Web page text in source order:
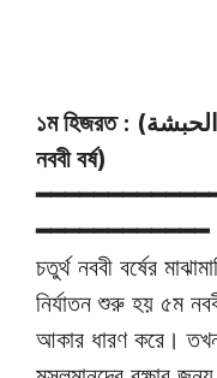
১ম হিজরত : (الهجرة الأولى إلى الحبشة রজব ৫ম
নববী বর্ষ)
━━━━━━━━━━━━
চতুর্থ নববী বর্ষের
নির্যাতন শুরু হয় ৫ম
আকার ধারণ করে।